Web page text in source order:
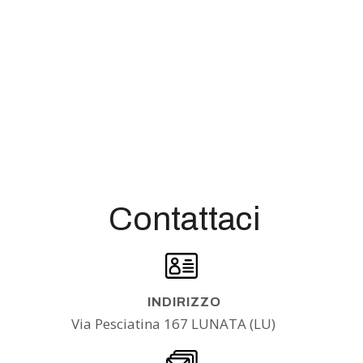
Contattaci
INDIRIZZO
Via Pesciatina 167 LUNATA (LU)